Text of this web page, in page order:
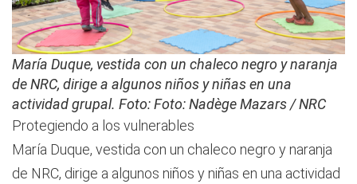
María Duque, vestida con un chaleco negro y naranja
de NRC, dirige a algunos niños y niñas en una
actividad grupal. Foto: Foto: Nadège Mazars / NRC
Protegiendo a los vulnerables
María Duque, vestida con un chaleco negro y naranja
de NRC, dirige a algunos niños y niñas en una actividad